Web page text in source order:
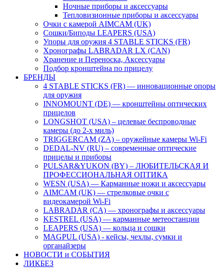
Ночные приборы и аксессуары
Тепловизионные приборы и аксессуары
Очки с камерой AIMCAM (UK)
Сошки/Биподы LEAPERS (USA)
Упоры для оружия 4 STABLE STICKS (FR)
Хронографы LABRADAR LX (CAN)
Хранение и Переноска, Аксессуары
Подбор кронштейна по прицелу
БРЕНДЫ
4 STABLE STICKS (FR) — инновационные опоры
для оружия
INNOMOUNT (DE) — кронштейны оптических
прицелов
LONGSHOT (USA) – целевые беспроводные
камеры (до 2-х миль)
TRIGGERCAM (ZA) – оружейные камеры Wi-Fi
DEDAL-NV (RU) – современные оптические
прицелы и приборы
PULSAR&YUKON (BY) – ЛЮБИТЕЛЬСКАЯ И
ПРОФЕССИОНАЛЬНАЯ ОПТИКА
WESN (USA) — Карманные ножи и аксессуары
AIMCAM (UK) — стрелковые очки с
видеокамерой Wi-Fi
LABRADAR (CA) — хронографы и аксессуары
KESTREL (USA) — карманные метеостанции
LEAPERS (USA) — кольца и сошки
MAGPUL (USA) - кейсы, чехлы, сумки и
органайзеры
НОВОСТИ и СОБЫТИЯ
ЛИКБЕЗ